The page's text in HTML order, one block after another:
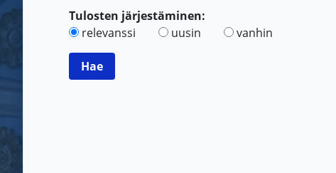
Tulosten järjestäminen:
relevanssi
uusin vanhin